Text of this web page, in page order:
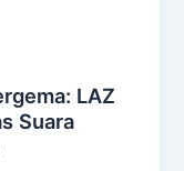
LAZ
Suara